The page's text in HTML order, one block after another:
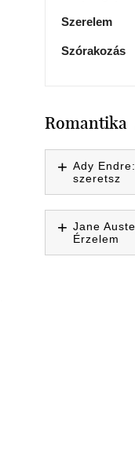
Szerelem
Szórakozás
Romantika
Ady
szeretsz
Jane
Érzelem